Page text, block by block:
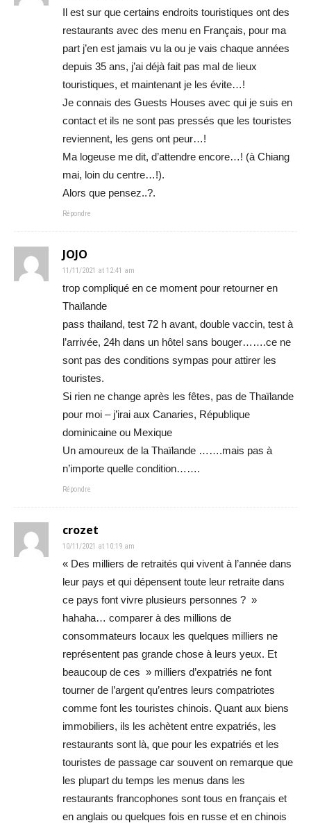
Il est sur que certains endroits touristiques ont des
restaurants avec des menu en Français, pour ma
part j’en est jamais vu la ou je vais chaque années
depuis 35 ans, j’ai déjà fait pas mal de lieux
touristiques, et maintenant je les évite…!
Je connais des Guests Houses avec qui je suis en
contact et ils ne sont pas pressés que les touristes
reviennent, les gens ont peur…!
Ma logeuse me dit, d’attendre encore…! (à Chiang
mai, loin du centre…!).
Alors que pensez..?.
Répondre
JOJO
11/11/2021 at 12:41 am
trop compliqué en ce moment pour retourner en
Thaïlande
pass thailand, test 72 h avant, double vaccin, test à
l’arrivée, 24h dans un hôtel sans bouger…….ce ne
sont pas des conditions sympas pour attirer les
touristes.
Si rien ne change après les fêtes, pas de Thaïlande
pour moi – j’irai aux Canaries, République
dominicaine ou Mexique
Un amoureux de la Thaïlande …….mais pas à
n’importe quelle condition…….
Répondre
crozet
10/11/2021 at 10:19 am
« Des milliers de retraités qui vivent à l’année dans
leur pays et qui dépensent toute leur retraite dans
ce pays font vivre plusieurs personnes ? »
hahaha… comparer à des millions de
consommateurs locaux les quelques milliers ne
représentent pas grande chose à leurs yeux. Et
beaucoup de ces » milliers d’expatriés ne font
tourner de l’argent qu’entres leurs compatriotes
comme font les touristes chinois. Quant aux biens
immobiliers, ils les achètent entre expatriés, les
restaurants sont là, que pour les expatriés et les
touristes de passage car souvent on remarque que
les plupart du temps les menus dans les
restaurants francophones sont tous en français et
en anglais ou quelques fois en russe et en chinois